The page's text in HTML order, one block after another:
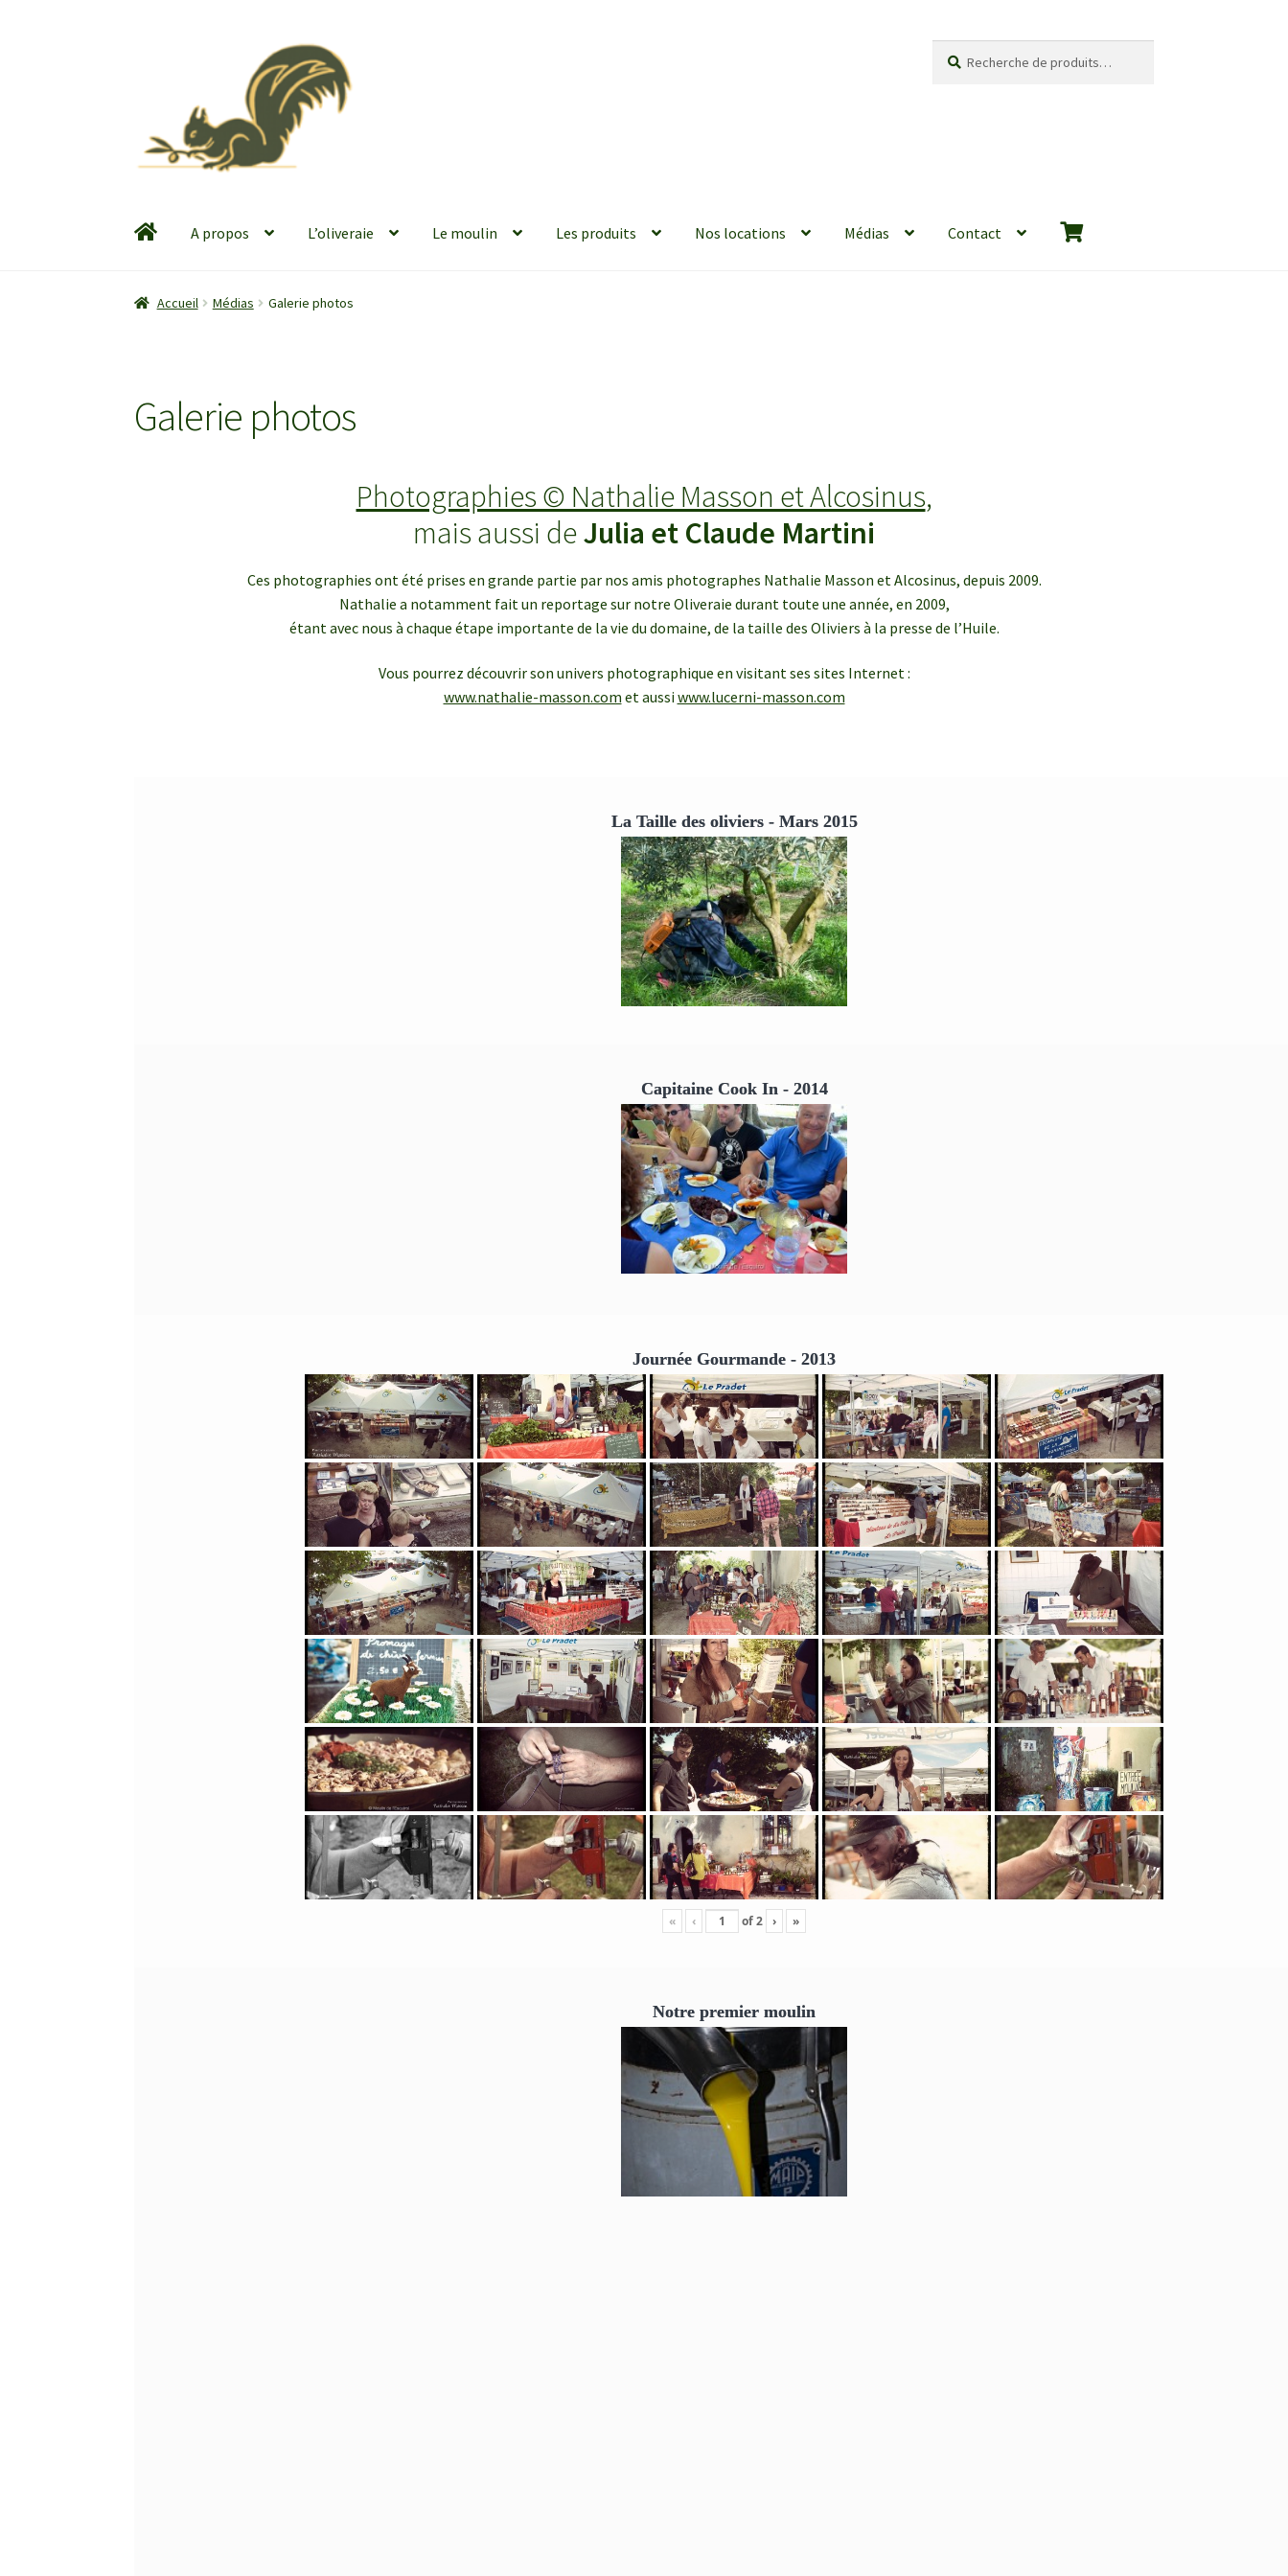
navigation
pour :
A propos L’oliveraie Le moulin Les produits Nos locations Médias Contact
Accueil Médias Galerie photos
Galerie photos
Photographies © Nathalie Masson et Alcosinus,
mais aussi deJulia et Claude Martini
Ces photographies ont été prises en grande partie par nos amis photographes Nathalie Masson et Alcosinus, depuis 2009.
Nathalie a notamment fait un reportage sur notre Oliveraie durant toute une année, en 2009,
étant avec nous à chaque étape importante de la vie du domaine, de la taille des Oliviers à la presse de l’Huile.
Vous pourrez découvrir son univers photographique en visitant ses sites Internet :
www.nathalie-masson.com et aussiwww.lucerni-masson.com
La Taille des oliviers - Mars 2015
Capitaine Cook In - 2014
Journée Gourmande - 2013
« ‹ of2 › »
Notre premier moulin